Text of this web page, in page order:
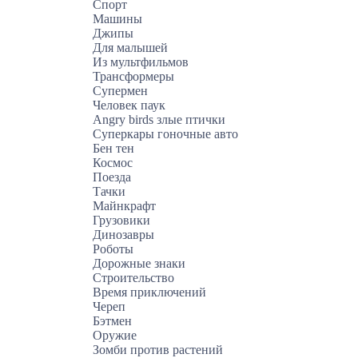
Спорт
Машины
Джипы
Для малышей
Из мультфильмов
Трансформеры
Супермен
Человек паук
Angry birds злые птички
Суперкары гоночные авто
Бен тен
Космос
Поезда
Тачки
Майнкрафт
Грузовики
Динозавры
Роботы
Дорожные знаки
Строительство
Время приключений
Череп
Бэтмен
Оружие
Зомби против растений